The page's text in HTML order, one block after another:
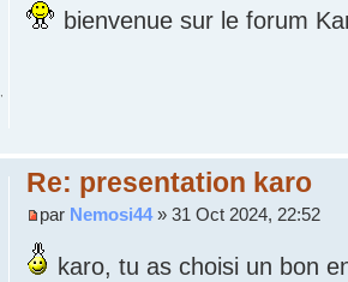
bienvenue sur le forum
Re: presentation karo
par Nemosi44» 31 Oct 2024, 22:52
karo, tu as choisi un bon